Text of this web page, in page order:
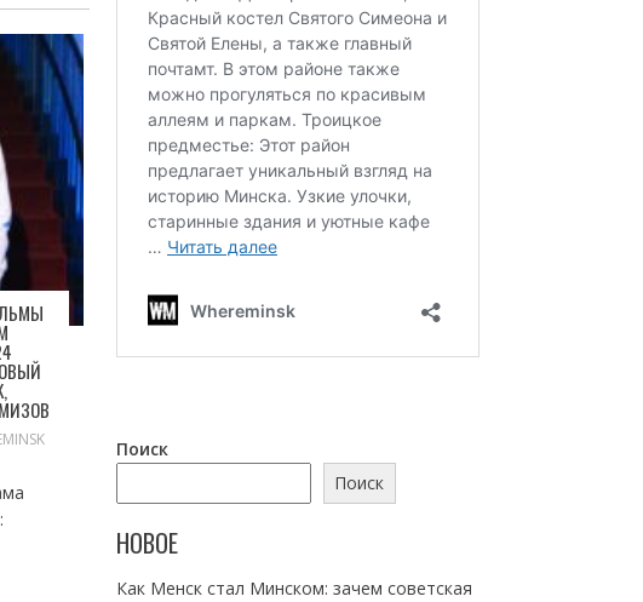
Поиск
Поиск
НОВОЕ
Как Менск стал Минском: зачем советская